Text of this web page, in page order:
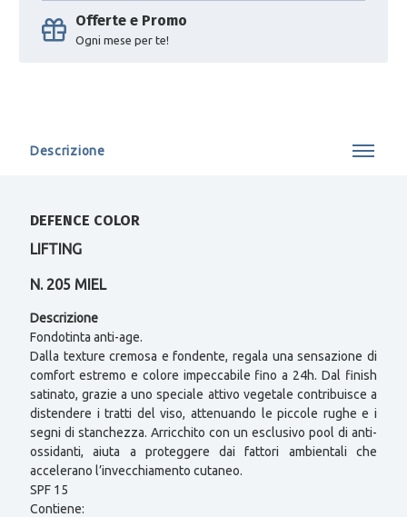
Offerte e Promo
Ogni mese per te!
Descrizione
DEFENCE COLOR
LIFTING
N. 205 MIEL
Descrizione
Fondotinta anti-age.
Dalla texture cremosa e fondente, regala una sensazione di
comfort estremo e colore impeccabile fino a 24h. Dal finish
satinato, grazie a uno speciale attivo vegetale contribuisce a
distendere i tratti del viso, attenuando le piccole rughe e i
segni di stanchezza. Arricchito con un esclusivo pool di anti-
ossidanti, aiuta a proteggere dai fattori ambientali che
accelerano l’invecchiamento cutaneo.
SPF 15
Contiene: